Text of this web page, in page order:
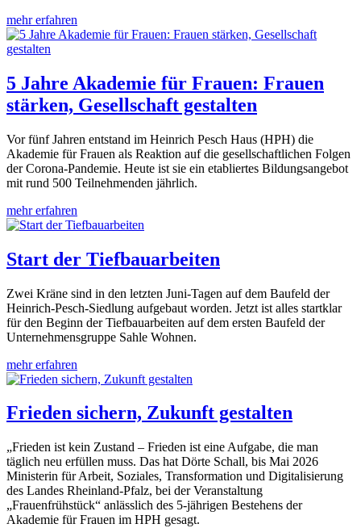
mehr erfahren
5 Jahre Akademie für Frauen: Frauen
stärken, Gesellschaft gestalten
Vor fünf Jahren entstand im Heinrich Pesch Haus (HPH) die
Akademie für Frauen als Reaktion auf die gesellschaftlichen Folgen
der Corona-Pandemie. Heute ist sie ein etabliertes Bildungsangebot
mit rund 500 Teilnehmenden jährlich.
mehr erfahren
Start der Tiefbauarbeiten
Zwei Kräne sind in den letzten Juni-Tagen auf dem Baufeld der
Heinrich-Pesch-Siedlung aufgebaut worden. Jetzt ist alles startklar
für den Beginn der Tiefbauarbeiten auf dem ersten Baufeld der
Unternehmensgruppe Sahle Wohnen.
mehr erfahren
Frieden sichern, Zukunft gestalten
„Frieden ist kein Zustand – Frieden ist eine Aufgabe, die man
täglich neu erfüllen muss. Das hat Dörte Schall, bis Mai 2026
Ministerin für Arbeit, Soziales, Transformation und Digitalisierung
des Landes Rheinland-Pfalz, bei der Veranstaltung
„Frauenfrühstück“ anlässlich des 5-jährigen Bestehens der
Akademie für Frauen im HPH gesagt.